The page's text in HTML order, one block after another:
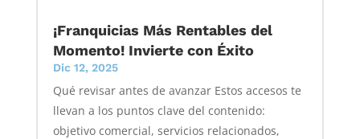
¡Franquicias Más Rentables del
Momento! Invierte con Éxito
Dic 12, 2025
Qué revisar antes de avanzar Estos accesos te
llevan a los puntos clave del contenido:
objetivo comercial, servicios relacionados,